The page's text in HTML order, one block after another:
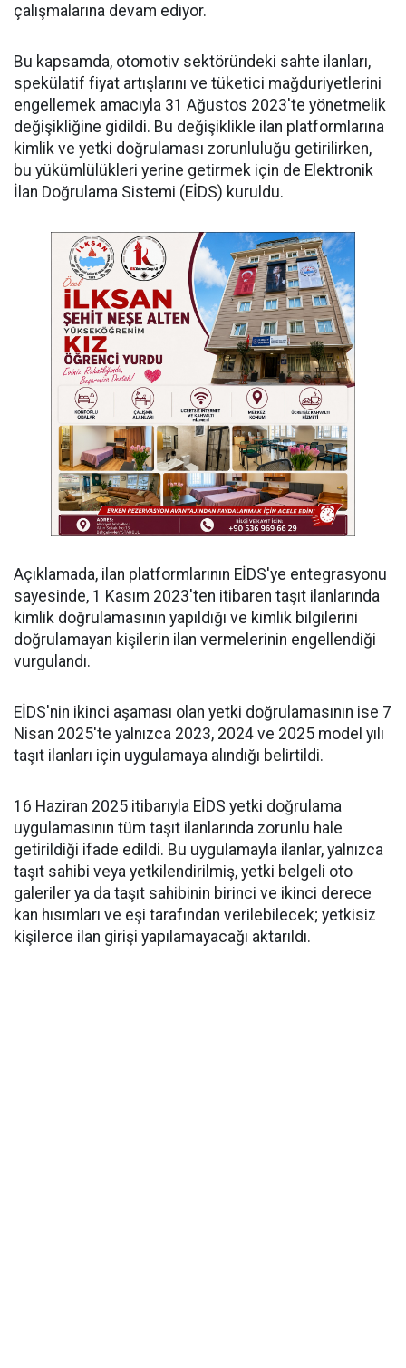
çalışmalarına devam ediyor.
Bu kapsamda, otomotiv sektöründeki sahte ilanları,
spekülatif fiyat artışlarını ve tüketici mağduriyetlerini
engellemek amacıyla 31 Ağustos 2023'te yönetmelik
değişikliğine gidildi. Bu değişiklikle ilan platformlarına
kimlik ve yetki doğrulaması zorunluluğu getirilirken,
bu yükümlülükleri yerine getirmek için de Elektronik
İlan Doğrulama Sistemi (EİDS) kuruldu.
Açıklamada, ilan platformlarının EİDS'ye entegrasyonu
sayesinde, 1 Kasım 2023'ten itibaren taşıt ilanlarında
kimlik doğrulamasının yapıldığı ve kimlik bilgilerini
doğrulamayan kişilerin ilan vermelerinin engellendiği
vurgulandı.
EİDS'nin ikinci aşaması olan yetki doğrulamasının ise 7
Nisan 2025'te yalnızca 2023, 2024 ve 2025 model yılı
taşıt ilanları için uygulamaya alındığı belirtildi.
16 Haziran 2025 itibarıyla EİDS yetki doğrulama
uygulamasının tüm taşıt ilanlarında zorunlu hale
getirildiği ifade edildi. Bu uygulamayla ilanlar, yalnızca
taşıt sahibi veya yetkilendirilmiş, yetki belgeli oto
galeriler ya da taşıt sahibinin birinci ve ikinci derece
kan hısımları ve eşi tarafından verilebilecek; yetkisiz
kişilerce ilan girişi yapılamayacağı aktarıldı.